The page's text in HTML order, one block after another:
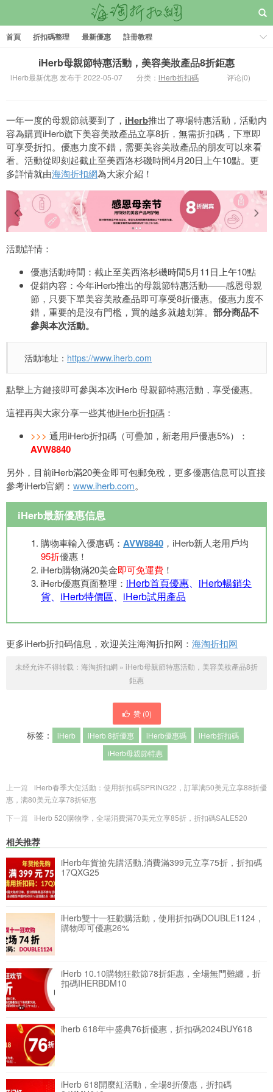
首頁 折扣碼整理 最新優惠 註冊教程
iHerb母親節特惠活動，美容美妝產品8折鉅惠
iHerb最新优惠 发布于 2022-05-07 分类： iHerb折扣碼 评论(0)
一年一度的母親節就要到了， iHerb推出了專場特惠活動，活動内
容為購買iHerb旗下美容美妝產品立享8折，無需折扣碼，下單即
可享受折扣。優惠力度不錯，需要美容美妝產品的朋友可以來看
看。活動從即刻起截止至美西洛杉磯時間4月20日上午10點。更
多詳情就由海淘折扣網為大家介紹！
活動詳情：
優惠活動時間：截止至美西洛杉磯時間5月11日上午10點
促銷內容：今年iHerb推出的母親節特惠活動——感恩母親
節，只要下單美容美妝產品即可享受8折優惠。優惠力度不
錯，重要的是沒有門檻，買的越多就越划算。 部分商品不
參與本次活動。
活動地址： https://www.iherb.com
點擊上方鏈接即可參與本次iHerb 母親節特惠活動，享受優惠。
這裡再與大家分享一些其他iHerb折扣碼 ：
>>> 通用iHerb折扣碼（可疊加，新老用戶優惠5%）：
AVW8840
另外，目前iHerb滿20美金即可包郵免稅，更多優惠信息可以直接
參考iHerb官網： www.iherb.com。
iHerb最新優惠信息
購物車輸入優惠碼： AVW8840 ，iHerb新人老用戶均
95折優惠！
iHerb購物滿20美金即可免運費 ！
iHerb優惠頁面整理： iHerb首頁優惠
iHerb暢銷尖
貨
iHerb特價區 iHerb試用產品
更多iHerb折扣码信息，欢迎关注海淘折扣网： 海淘折扣网
未经允许不得转载： 海淘折扣網 » iHerb母親節特惠活動，美容美妝產品8折
鉅惠
赞 (0)
标签： iHerb iHerb 8折優惠 iHerb優惠碼
iHerb折扣碼
iHerb母親節特惠
上一篇
iHerb春季大促活動：使用折扣碼SPRING22，訂單满50美元立享88折優
惠，满80美元立享78折钜惠
下一篇
iHerb 520購物季，全場消費滿70美元立享85折，折扣碼SALE520
相关推荐
iHerb年貨搶先購活動,消費滿399元立享75折，折扣碼
17QXG25
iHerb雙十一狂歡購活動，使用折扣碼DOUBLE1124，
購物即可優惠26%
iHerb 10.10購物狂歡節78折鉅惠，全場無門難纏，折
扣碼IHERBDM10
iherb 618年中盛典76折優惠，折扣碼2024BUY618
iHerb 618開麼紅活動，全場8折優惠，折扣碼